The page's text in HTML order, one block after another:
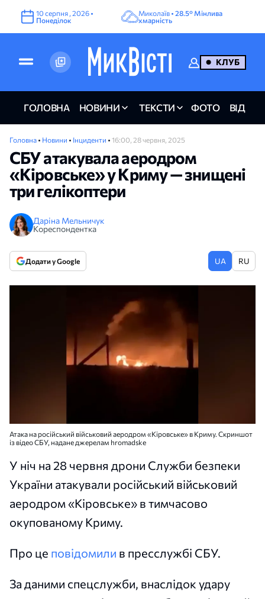
10 серпня , 2026 •
Понеділок
Миколаїв • 28.5° Мінлива
хмарність
КЛУБ
ГОЛОВНА НОВИНИ ТЕКСТИ ФОТО ВІДЕО
Головна • Новини • Інциденти • 16:00, 28 червня, 2025
СБУ атакувала аеродром
«Кіровське» у Криму — знищені
три гелікоптери
Даріна Мельничук
Кореспондентка
Додати у Google UA RU
Атака на російський військовий аеродром «Кіровське» в Криму. Скриншот
із відео СБУ, надане джерелам hromadske
У ніч на 28 червня дрони Служби безпеки
України атакували російський військовий
аеродром «Кіровське» в тимчасово
окупованому Криму.
Про це повідомили в пресслужбі СБУ.
За даними спецслужби, внаслідок удару